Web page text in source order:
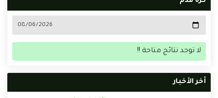
لا توجد نتائج متاحة !!
أخر الأخبار